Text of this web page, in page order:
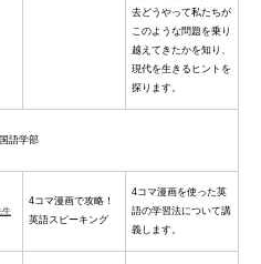
去どうやって私たちが
このような問題を乗り
越えてきたかを知り、
現代を生きるヒントを
探ります。
語学部
生
4コマ漫画で攻略！
英語スピーキング
4コマ漫画を使った英
語の学習法について講
義します。